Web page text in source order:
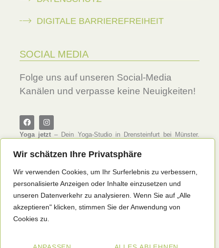
Wir schätzen Ihre Privatsphäre
Wir verwenden Cookies, um Ihr Surferlebnis zu verbessern,
personalisierte Anzeigen oder Inhalte einzusetzen und
unseren Datenverkehr zu analysieren. Wenn Sie auf „Alle
akzeptieren" klicken, stimmen Sie der Anwendung von
Cookies zu.
DIGITALE BARRIEREFREIHEIT
SOCIAL MEDIA
Folge uns auf unseren Social-Media
Kanälen und verpasse keine Neuigkeiten!
Yoga jetzt – Dein Yoga-Studio in Drensteinfurt bei Münster.
Atmosphäre. Bei Yoga jetzt unter der Leitung von Ulla
von Ashtanga Yoga und Hatha Yoga bis hin zu Yoga für den
Rücken und Yoga Personal Training in Einzel- oder
oder Drensteinfurt kommst – hier findest du den passenden
Einstieg in deine Yoga-Praxis.